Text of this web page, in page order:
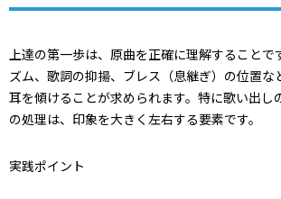
上達の第一歩は、原曲を正確に理解することで
ズム、歌詞の抑揚、ブレス（息継ぎ）の位置な
耳を傾けることが求められます。特に歌い出し
の処理は、印象を大きく左右する要素です。
実践ポイント